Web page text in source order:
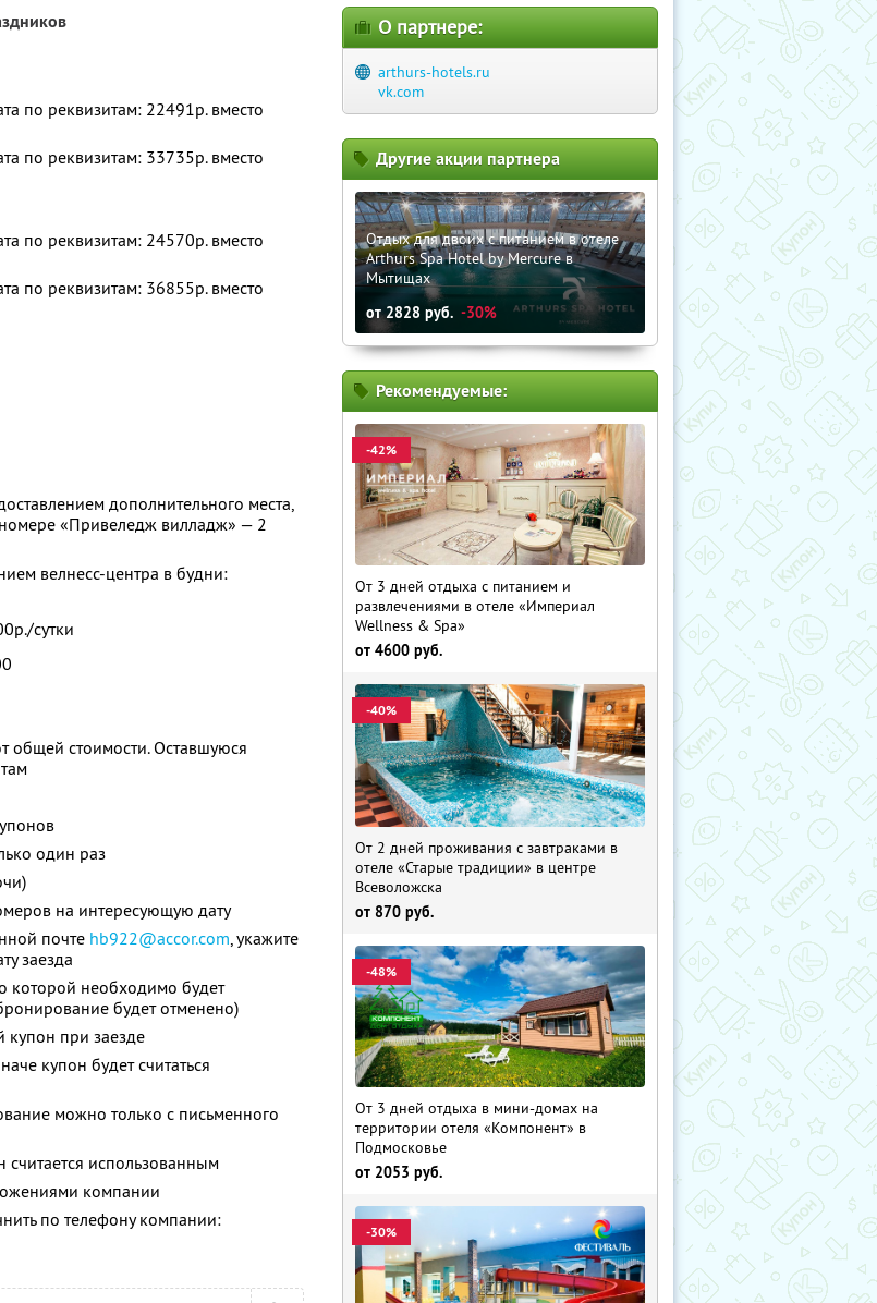
по реквизитам: 22491р. вместо
по реквизитам: 33735р. вместо
по реквизитам: 24570р. вместо
по реквизитам: 36855р. вместо
дополнительного места,
«Привеледж вилладж» — 2
велнесс-центра в будни:
сутки
общей стоимости. Оставшуюся
один раз
на интересующую дату
почте hb922@accor.com,укажите
заезда
которой необходимо будет
будет отменено)
купон при заезде
купон будет считаться
можно только с письменного
использованным
компании
по телефону компании:
О партнере:
arthurs-hotels.ru
vk.com
Другие акции партнера
Отдых для двоих с питанием в отеле
Arthurs Spa Hotel by Mercure в
Мытищах
от2828 руб. -30%
Рекомендуемые:
-42%
От 3 дней отдыха с питанием и
развлечениями в отеле «Империал
Wellness & Spa»
от 4600 руб.
-40%
От 2 дней проживания с завтраками в
отеле «Старые традиции» в центре
Всеволожска
от 870 руб.
-48%
От 3 дней отдыха в мини-домах на
территории отеля «Компонент» в
Подмосковье
от 2053 руб.
-30%